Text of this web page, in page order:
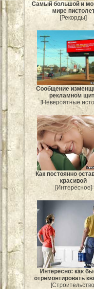
Самый большой и
мире
[Рекорды]
Сообщение
рекламном
[Невероятные
Как постоянно
красивой
[Интересное]
Интересно: как
отремонтировать